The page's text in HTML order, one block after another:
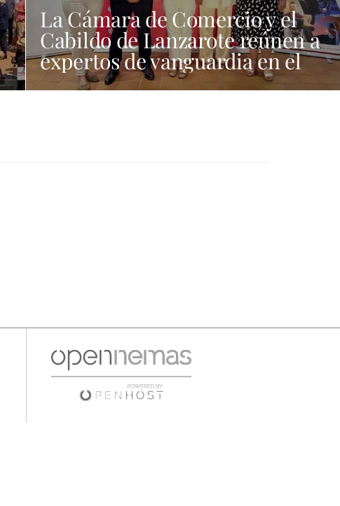
La Cámara de Comercio y el
Cabildo de Lanzarote reúnen a
expertos de vanguardia en el
Foro Tecnológico “Tech Nexus”